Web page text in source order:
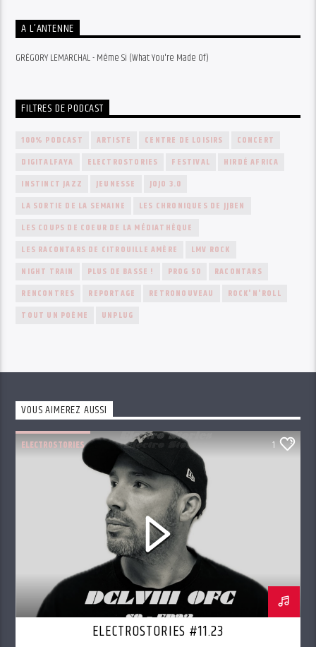
A L’ANTENNE
GRÉGORY LEMARCHAL - Même Si (What You're Made Of)
FILTRES DE PODCAST
100% PODCAST ARTISTE CENTRE DE LOISIRS
CONCERT
DIGITALFAYA
ELECTROSTORIES FESTIVAL
HIRDÉ AFRICA
INSTINCT JAZZ
JEUNESSE
JOJO 3.0
LA SORTIE DE LA SEMAINE
LES CHRONIQUES DE JJBEN
LES COUPS DE COEUR DE LA MÉDIATHÈQUE
LES RACONTARS DE CITROUILLE AMÈRE
LMV ROCK
NIGHT TRAIN
PLUS DE BASSE ! PROG 50
RACONTARS
RENCONTRES
REPORTAGE RETRONOUVEAU
ROCK'N'ROLL
TOUT UN POÈME
UNPLUG
VOUS AIMEREZ AUSSI
ELECTROSTORIES 1
ELECTROSTORIES #11.23